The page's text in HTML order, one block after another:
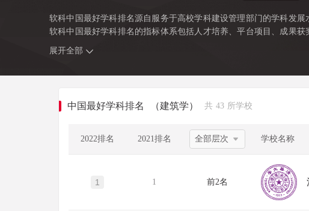
软科中国最好学科排名源自服务于高校学科建设管理部门的学科发
软科中国最好学科排名的指标体系包括人才培养、平台项目、成果
注的指标变量，强调通过客观数据反映学科点对本学科稀缺资源和
学位委员会、教育部颁布的《研究生教育学科专业目录（2022年）
研究生学位授权点的所有高校，发布的是在该学科排名前50%的高
展开全部
中国最好学科排名 （建筑学） 共 43 所学校
2022排名 2021排名 学校名称
1 1 前2名